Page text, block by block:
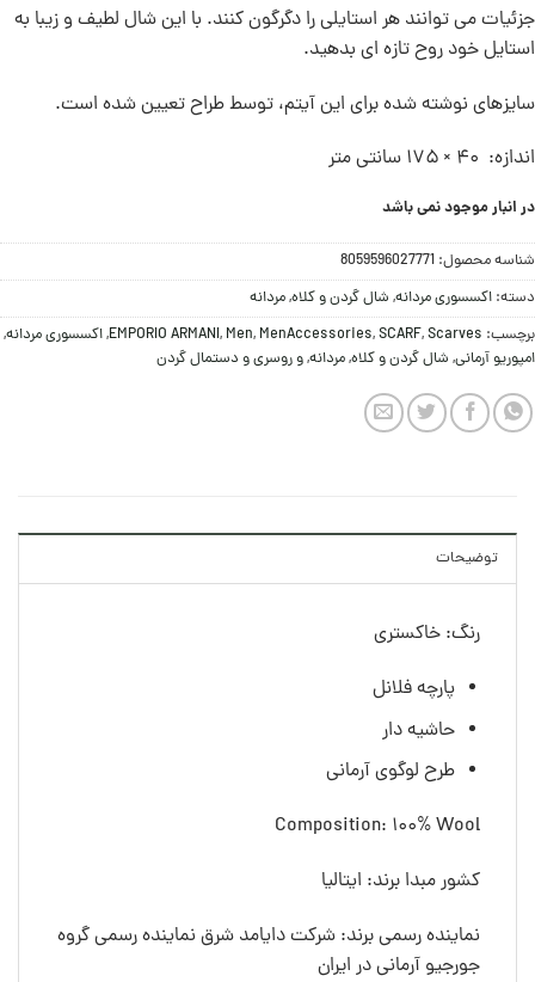
جزئیات می توانند هر استایلی را دگرگون کنند. با این شال لطیف و زیبا به
استایل خود روح تازه ای بدهید.
سایزهای نوشته شده برای این آیتم، توسط طراح تعیین شده است.
اندازه: ۴۰ × ۱۷۵ سانتی متر
در انبار موجود نمی باشد
شناسه محصول: 8059596027771
دسته: اکسسوری مردانه, شال گردن و کلاه,مردانه
برچسب:
EMPORIO ARMANI, Men, MenAccessories,SCARF,Scarves
,اکسسوری مردانه,
امپوریو آرمانی, شال گردن و کلاه,مردانه,و روسری و دستمال گردن
توضیحات
رنگ: خاکستری
پارچه فلانل
حاشیه دار
طرح لوگوی آرمانی
Composition: 100% Wool
کشور مبدا برند: ایتالیا
نماینده رسمی برند: شرکت دایامد شرق نماینده رسمی گروه
جورجیو آرمانی در ایران